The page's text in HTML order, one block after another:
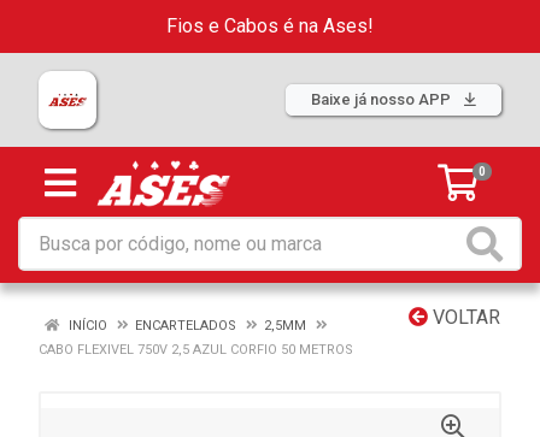
Fios e Cabos é na Ases!
Baixe já nosso APP
0
VOLTAR
INÍCIO ENCARTELADOS
2,5MM
CABO FLEXIVEL 750V 2,5 AZUL CORFIO 50 METROS